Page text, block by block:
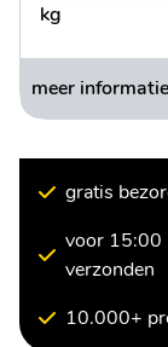
kg
meer informatie
gratis
voor 15:00
verzonden
10.000+